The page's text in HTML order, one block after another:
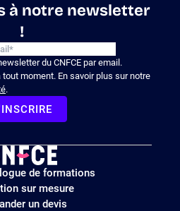
à notre newsletter
!
du CNFCE par email.
moment. En savoir plus sur notre
.
Logo
sitede formations
sur mesure
un devis